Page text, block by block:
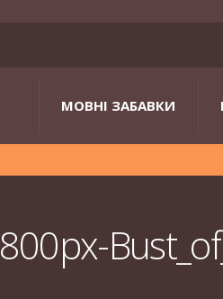
МОВНІ ЗАБАВКИ
800px-